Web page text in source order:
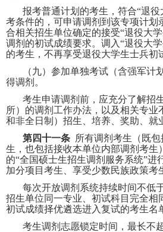
报考普通计划的考生，符合“退
考条件的，可申请调剂到该专项计划
合相关招生单位确定的接受“退役大
调剂的初试成绩要求。调入“退役大
的考生，不再享受退役大学生士兵初
（九）参加单独考试（含强军计
得调剂。
考生申请调剂前，应充分了解招
所）的调剂工作办法，以及相关专业
和非全日制）招生、培养、奖助、就
第四十一条 所有调剂考生（既
生，也包括接收本单位内部调剂考生
的“全国硕士生招生调剂服务系统”进
加分项目考生、享受少数民族政策考
每次开放调剂系统持续时间不低
招生单位同一专业、初试科目完全相
初试成绩择优遴选进入复试的考生名
考生调剂志愿锁定时间，最长不